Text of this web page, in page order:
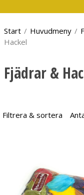
Start / Huvudmeny /
Hackel
Fjädrar &
Filtrera & sortera